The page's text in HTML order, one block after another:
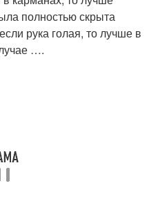
полностью скрыта
рука голая, то лучше в
….